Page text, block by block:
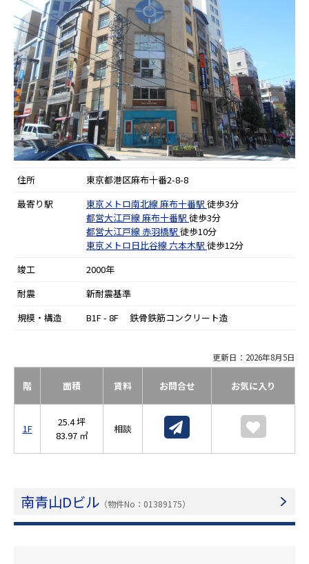
住所
東京都港区麻布十番2-8-8
最寄り駅
東京メトロ南北線 麻布十番駅 徒歩3分
都営大江戸線 麻布十番駅 徒歩3分
都営大江戸線 赤羽橋駅 徒歩10分
東京メトロ日比谷線六本木駅 徒歩12分
竣工
2000年
耐震
新耐震基準
規模・構造
B1F - 8F 鉄骨鉄筋コンクリート造
更新日：2026年8月5日
階 面積 賃料 お問合せ お気に入り
1F
25.4 坪
83.97 ㎡
相談
南青山Dビル （物件No：01389175）